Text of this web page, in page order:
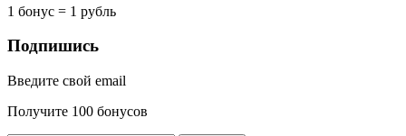
1 бонус = 1 рубль
Подпишись
Введите свой email
Получите 100 бонусов